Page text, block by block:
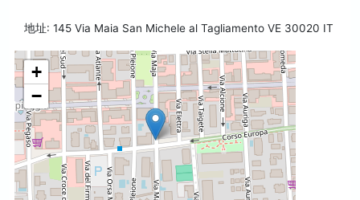
地址: 145 Via Maia San Michele al Tagliamento VE 30020 IT
+
−